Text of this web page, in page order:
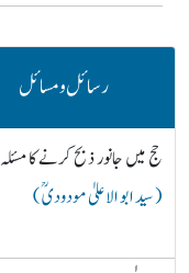
رسائل و مسائل
حج میں جانور ذبح کرنے کا مسئلہ
( سید ابو الاعلیٰ مودودیؒ )